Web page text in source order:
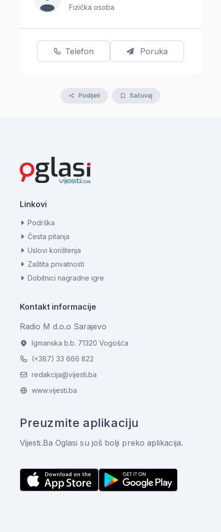
Fizička osoba
Telefon Poruka
Podijeli Sačuvaj
Linkovi
Podrška
Česta pitanja
Uslovi korištenja
Zaštita privatnosti
Dobitnici nagradne igre
Kontakt informacije
Radio M d.o.o Sarajevo
Igmanska b.b. 71320 Vogošća
(+387) 33 666 822
redakcija@vijesti.ba
www.vijesti.ba
Preuzmite aplikaciju
Vijesti.Ba Oglasi su još bolji preko aplikacija.